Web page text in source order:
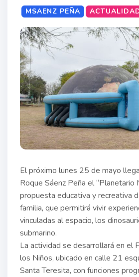
MSAENZ PEÑA
El próximo lunes 25 de mayo
Roque Sáenz Peña el “Planetario
propuesta educativa y recreativa
familia, que permitirá vivir
vinculadas al espacio, los
submarino.
La actividad se desarrollará en el
los Niños, ubicado en calle 21
Santa Teresita, con funciones